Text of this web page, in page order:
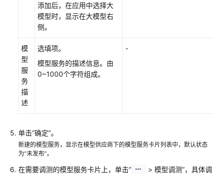
添加后，在应用中选择大
模型时，显示在大模型右
侧。
模
型
服
务
描
述
选填项。
模型服务的描述信息。由
0~1000个字符组成。
-
单击“确定”。
新建的模型服务，显示在模型供应商下的模型服务卡片列表中，默认状态
为“未发布”。
在需要调测的模型服务卡片上，单击“
> 模型调测”，具体调